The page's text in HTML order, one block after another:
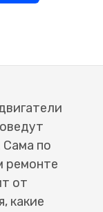
по
ремонте
от
какие